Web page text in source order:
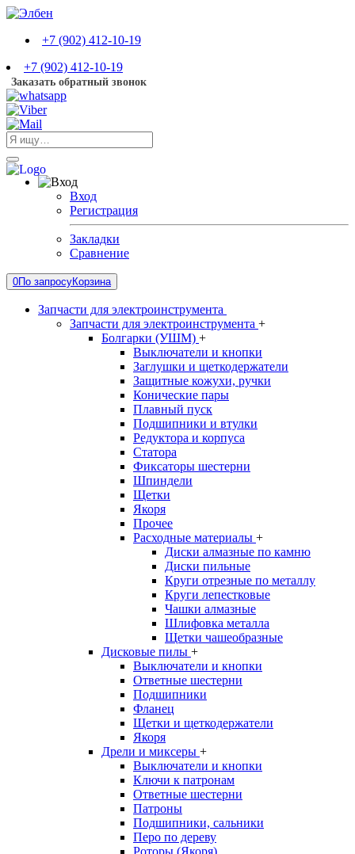
+7 (902) 412-10-19
+7 (902) 412-10-19
Заказать обратный звонок
Вход
Регистрация
Закладки
Сравнение
0По запросуКорзина
Запчасти для электроинструмента
Запчасти для электроинструмента +
Болгарки (УШМ) +
Выключатели и кнопки
Заглушки и щеткодержатели
Защитные кожухи, ручки
Конические пары
Плавный пуск
Подшипники и втулки
Редуктора и корпуса
Статора
Фиксаторы шестерни
Шпиндели
Щетки
Якоря
Прочее
Расходные материалы +
Диски алмазные по камню
Диски пильные
Круги отрезные по металлу
Круги лепестковые
Чашки алмазные
Шлифовка металла
Щетки чашеобразные
Дисковые пилы +
Выключатели и кнопки
Ответные шестерни
Подшипники
Фланец
Щетки и щеткодержатели
Якоря
Дрели и миксеры +
Выключатели и кнопки
Ключи к патронам
Ответные шестерни
Патроны
Подшипники, сальники
Перо по дереву
Роторы (Якоря)